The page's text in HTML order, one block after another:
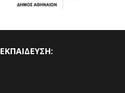
ΕΚΠΑΙΔΕΥΣΗ: